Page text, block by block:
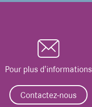
Pour plus d'informations
Contactez-nous